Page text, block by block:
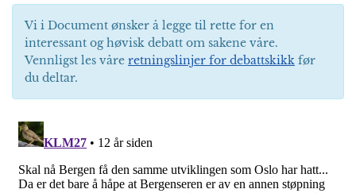
k r
Vi i Document ønsker å legge til rette for en
interessant og høvisk debatt om sakene våre.
Vennligst les våre retningslinjer for debattskikk før
du deltar.